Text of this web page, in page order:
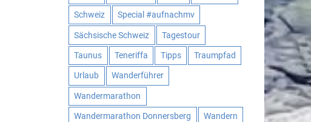
Schweiz Special #aufnachmv
Sächsische Schweiz Tagestour
Taunus Teneriffa Tipps Traumpfad
Urlaub Wanderführer
Wandermarathon
Wandermarathon Donnersberg Wandern